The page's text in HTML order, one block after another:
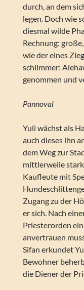
durch, an dem
legen. Doch wie
diesmal wilde
Rechnung:
wie der eines
schlimmer:
genommen und
Pannoval
Yuli wächst als
auch dieses ihn
dem Weg zur
mittlerweile
Kaufleute mit
Zugang zu der
er sich. Nach
Priesterorden
anvertrauen
Sifan erkundet
Bewohner
die Diener der